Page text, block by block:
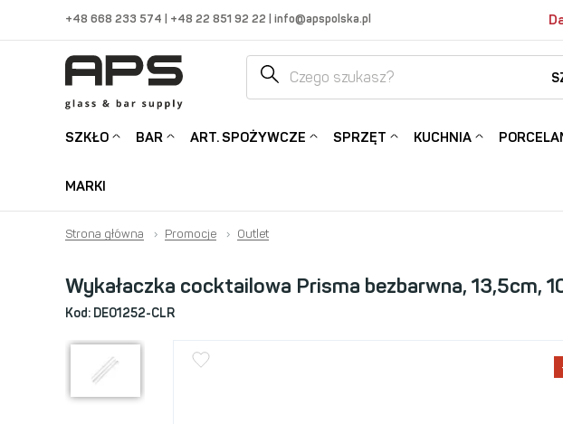
+48 668 233 574 | +48 22 851 92 22 | info@apspolska.pl
SZKŁO BAR ART. SPOŻYWCZE SPRZĘT KUCHNIA
MARKI
Strona główna › Promocje › Outlet
Wykałaczka cocktailowa Prisma bezbarwna, 13,5cm,
Kod: DE01252-CLR